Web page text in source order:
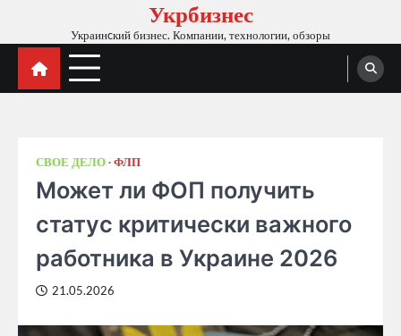
content
Укрбизнес
Украинcкий бизнес. Компании, технологии, обзоры
СВОЕ ДЕЛО ФЛП
Может ли ФОП получить
статус критически важного
работника в Украине 2026
21.05.2026